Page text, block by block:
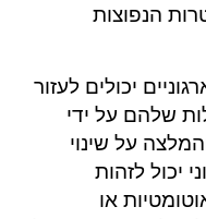
הנפוצות
יכולים לעזור
שלהם על ידי
על שינוי
יכול לזהות
או